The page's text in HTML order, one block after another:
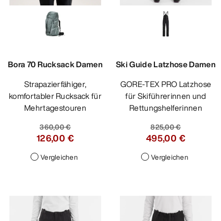
Bora 70 Rucksack Damen
Strapazierfähiger,
komfortabler Rucksack für
Mehrtagestouren
360,00 €
126,00 €
Vergleichen
Ski Guide Latzhose Damen
GORE-TEX PRO Latzhose
für Skiführerinnen und
Rettungshelferinnen
825,00 €
495,00 €
Vergleichen